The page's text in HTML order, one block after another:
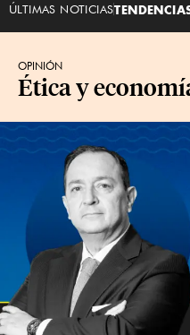
ÚLTIMAS NOTICIAS
OPINIÓN
Ética y